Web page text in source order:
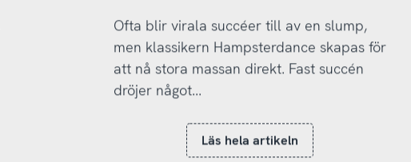
Ofta blir virala succéer till av en slump,
men klassikern Hampsterdance skapas för
att nå stora massan direkt. Fast succén
dröjer något...
Läs hela artikeln